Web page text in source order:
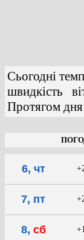
Сьогодні
швидкість
Протягом дня
6, чт
7, пт
8, сб